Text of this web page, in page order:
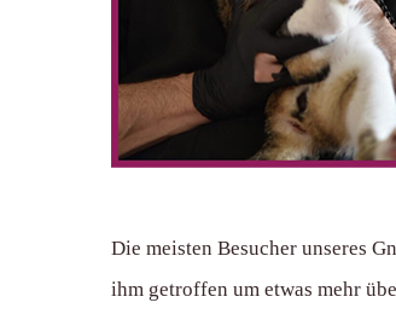
Die meisten Besucher unseres
ihm getroffen um etwas mehr